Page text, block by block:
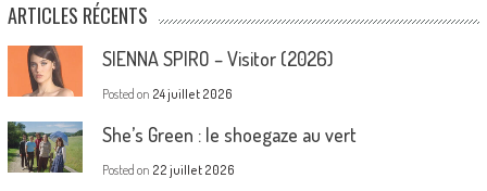
ARTICLES RÉCENTS
SIENNA SPIRO – Visitor (2026)
Posted on 24 juillet 2026
She’s Green : le shoegaze au vert
Posted on 22 juillet 2026